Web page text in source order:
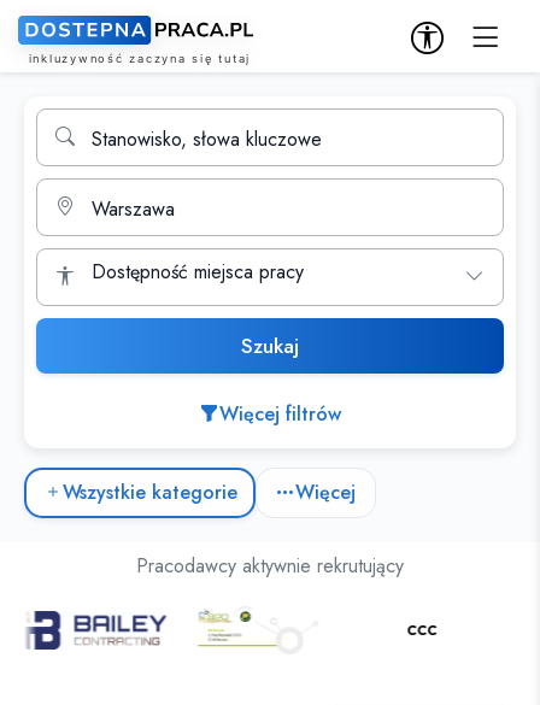
Wyszukiwarka ofert pracy
Stanowisko, słowa kluczowe
Miasto
Dostępność miejsca pracy
Szukaj
Więcej filtrów
Wszystkie kategorie
Więcej
Oferty pracy dla osób z niepełnosprawnościami
Pracodawcy aktywnie rekrutujący